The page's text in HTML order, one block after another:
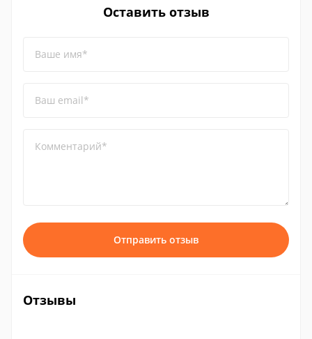
Оставить отзыв
Ваше имя*
Ваш email*
Комментарий*
Отправить отзыв
Отзывы